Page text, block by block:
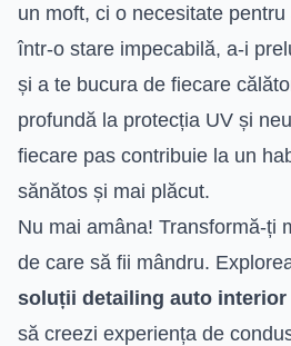
un moft, ci o necesitate
într-o stare impecabilă, a-i
și a te bucura de fiecare
profundă la protecția UV și
fiecare pas contribuie la un
sănătos și mai plăcut.
Nu mai amâna! Transformă-ți
de care să fii mândru.
soluții detailing auto interior
să creezi experiența de